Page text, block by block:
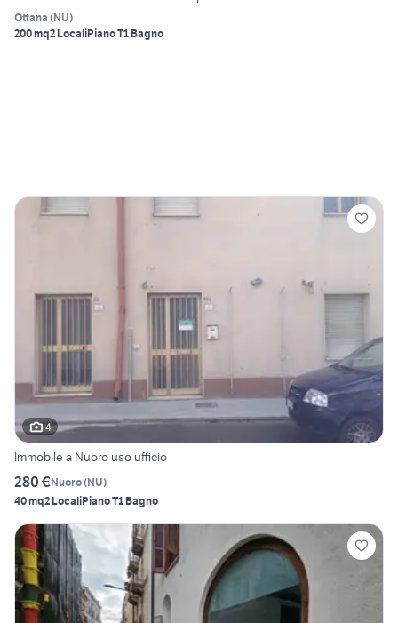
Ottana (NU)
200 mq2 LocaliPiano T1 Bagno
4
Immobile a Nuoro uso ufficio
280 €Nuoro(NU)
40 mq2 LocaliPiano T1 Bagno